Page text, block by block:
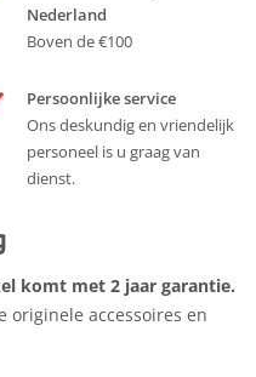
Nederland
Boven de €100
Persoonlijke service
Ons deskundig en vriendelijk
personeel is u graag van
dienst.
komt met 2 jaar garantie.
originele accessoires en